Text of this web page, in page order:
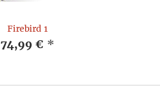
Firebird 1
74,99 € *